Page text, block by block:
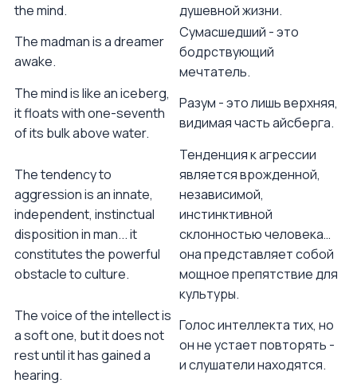
the mind.
душевной жизни.
The madman is a dreamer
awake.
Сумасшедший - это
бодрствующий
мечтатель.
The mind is like an iceberg,
it floats with one-seventh
of its bulk above water.
Разум - это лишь верхняя,
видимая часть айсберга.
The tendency to
aggression is an innate,
independent, instinctual
disposition in man... it
constitutes the powerful
obstacle to culture.
Тенденция к агрессии
является врожденной,
независимой,
инстинктивной
склонностью человека…
она представляет собой
мощное препятствие для
культуры.
The voice of the intellect is
a soft one, but it does not
rest until it has gained a
hearing.
Голос интеллекта тих, но
он не устает повторять -
и слушатели находятся.